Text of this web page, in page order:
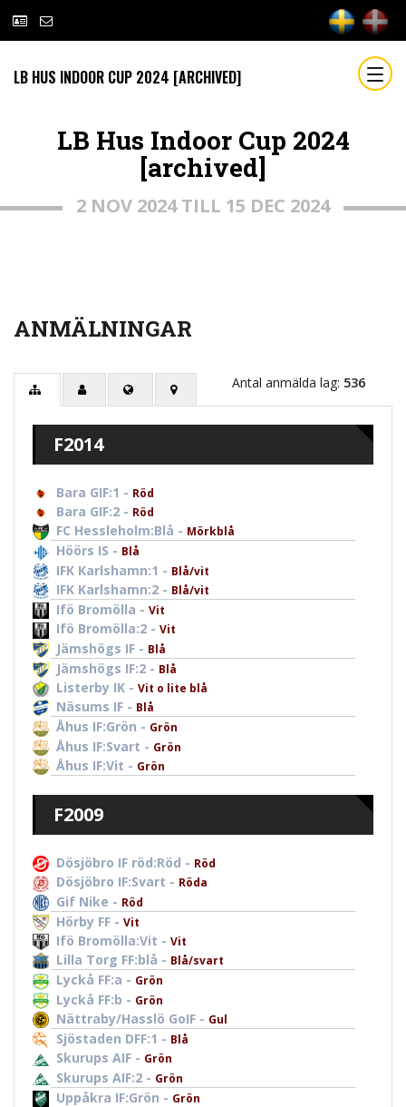
LB HUS INDOOR CUP 2024 [ARCHIVED]
LB Hus Indoor Cup 2024
[archived]
2 NOV 2024 TILL 15 DEC 2024
ANMÄLNINGAR
Antal anmälda lag: 536
F2014
Bara GIF:1 - Röd
Bara GIF:2 - Röd
FC Hessleholm:Blå - Mörkblå
Höörs IS - Blå
IFK Karlshamn:1 - Blå/vit
IFK Karlshamn:2 - Blå/vit
Ifö Bromölla - Vit
Ifö Bromölla:2 - Vit
Jämshögs IF - Blå
Jämshögs IF:2 - Blå
Listerby IK - Vit o lite blå
Näsums IF - Blå
Åhus IF:Grön - Grön
Åhus IF:Svart - Grön
Åhus IF:Vit - Grön
F2009
Dösjöbro IF röd:Röd - Röd
Dösjöbro IF:Svart - Röda
Gif Nike - Röd
Hörby FF - Vit
Ifö Bromölla:Vit - Vit
Lilla Torg FF:blå - Blå/svart
Lyckå FF:a - Grön
Lyckå FF:b - Grön
Nättraby/Hasslö GoIF - Gul
Sjöstaden DFF:1 - Blå
Skurups AIF - Grön
Skurups AIF:2 - Grön
Uppåkra IF:Grön - Grön